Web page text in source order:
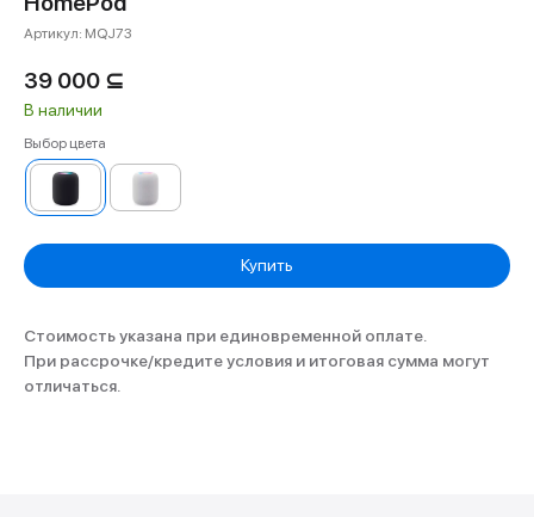
Артикул: MQJ73
39 000 ⊆
В наличии
Выбор цвета
Купить
Стоимость указана при единовременной оплате.
При рассрочке/кредите условия и итоговая сумма могут
отличаться.